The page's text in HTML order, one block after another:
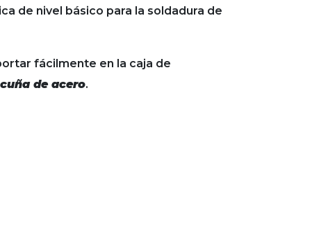
de nivel básico para la soldadura de
fácilmente en la caja de
de acero.